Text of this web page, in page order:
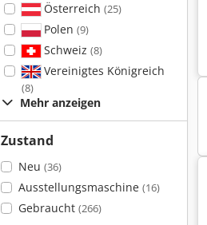
Österreich (25)
Polen (9)
Schweiz (8)
Vereinigtes Königreich
(8)
Mehr anzeigen
Zustand
Neu (36)
Ausstellungsmaschine (16)
Gebraucht (266)